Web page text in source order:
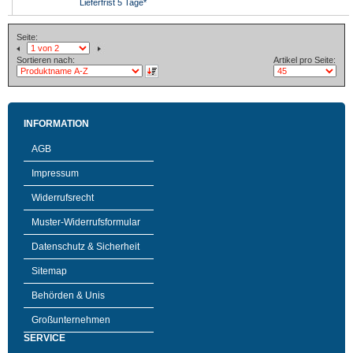
Lieferfrist 5 Tage*
Seite:
Sortieren nach: Artikel pro Seite:
INFORMATION
AGB
Impressum
Widerrufsrecht
Muster-Widerrufsformular
Datenschutz & Sicherheit
Sitemap
Behörden & Unis
Großunternehmen
SERVICE